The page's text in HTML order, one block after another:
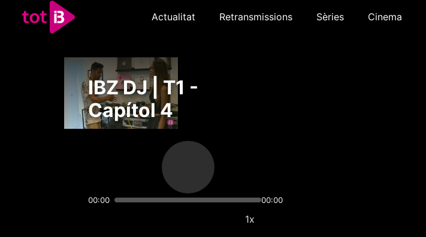
Actualitat Retransmissions Sèries Cinema
IBZ DJ | T1 -
Capítol 4
00:00 00:00
1x